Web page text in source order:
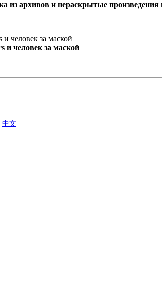
из архивов и нераскрытые произведения
и человек за маской
中文